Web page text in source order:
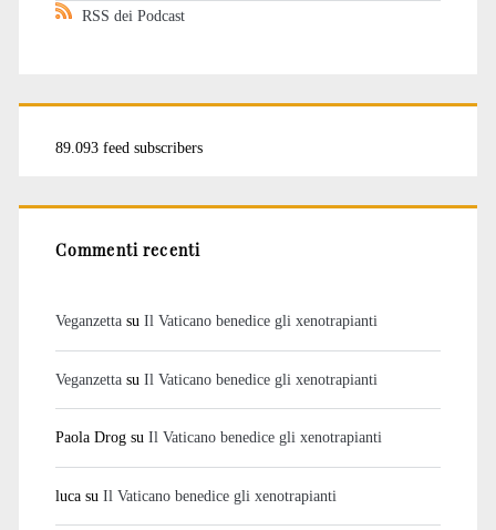
RSS dei Podcast
89.093 feed subscribers
Commenti recenti
Veganzettasu Il Vaticano benedice gli xenotrapianti
Veganzettasu Il Vaticano benedice gli xenotrapianti
Paola Drogsu Il Vaticano benedice gli xenotrapianti
lucasu Il Vaticano benedice gli xenotrapianti